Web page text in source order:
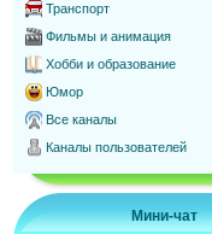
Транспорт
Фильмы и анимация
Хобби и образование
Юмор
Все каналы
Каналы пользователей
Мини-чат